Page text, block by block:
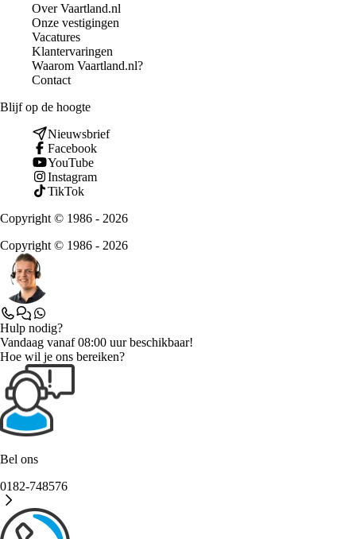
Over Vaartland.nl
Onze vestigingen
Vacatures
Klantervaringen
Waarom Vaartland.nl?
Contact
Blijf op de hoogte
Nieuwsbrief
Facebook
YouTube
Instagram
TikTok
Copyright © 1986 - 2026
Copyright © 1986 - 2026
Hulp nodig?
Vandaag vanaf 08:00 uur beschikbaar!
Hoe wil je ons bereiken?
Bel ons
0182-748576